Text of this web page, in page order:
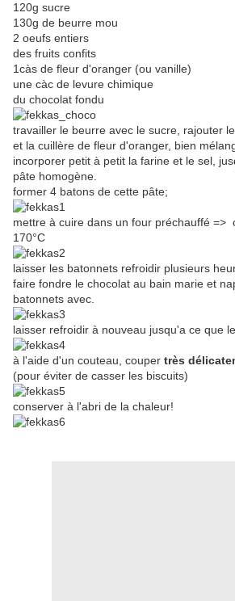
120g sucre
130g de beurre mou
2 oeufs entiers
des fruits confits
1càs de fleur d'oranger (ou vanille)
une càc de levure chimique
du chocolat fondu
travailler le beurre avec le sucre, rajouter
et la cuillère de fleur d'oranger, bien
incorporer petit à petit la farine et le sel,
pâte homogène.
former 4 batons de cette pâte;
mettre à cuire dans un four préchauffé =>
170°C
laisser les batonnets refroidir plusieurs
faire fondre le chocolat au bain marie et
batonnets avec.
laisser refroidir à nouveau jusqu'a ce que
à l'aide d'un couteau, couper très
(pour éviter de casser les biscuits)
conserver à l'abri de la chaleur!